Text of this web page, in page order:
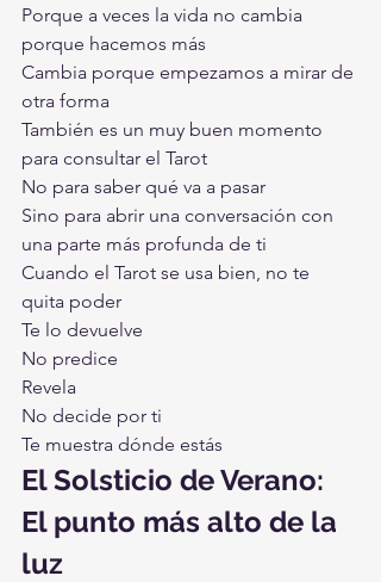
Porque a veces la vida no cambia
porque hacemos más
Cambia porque empezamos a mirar de
otra forma
También es un muy buen momento
para consultar el Tarot
No para saber qué va a pasar
Sino para abrir una conversación con
una parte más profunda de ti
Cuando el Tarot se usa bien, no te
quita poder
Te lo devuelve
No predice
Revela
No decide por ti
Te muestra dónde estás
El Solsticio de Verano:
El punto más alto de la
luz